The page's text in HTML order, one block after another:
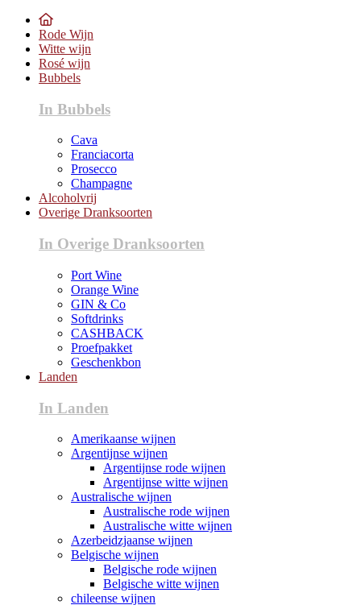
Rode Wijn
Witte wijn
Rosé wijn
Bubbels
In Bubbels
Cava
Franciacorta
Prosecco
Champagne
Alcoholvrij
Overige Dranksoorten
In Overige Dranksoorten
Port Wine
Orange Wine
GIN & Co
Softdrinks
CASHBACK
Proefpakket
Geschenkbon
Landen
In Landen
Amerikaanse wijnen
Argentijnse wijnen
Argentijnse rode wijnen
Argentijnse witte wijnen
Australische wijnen
Australische rode wijnen
Australische witte wijnen
Azerbeidzjaanse wijnen
Belgische wijnen
Belgische rode wijnen
Belgische witte wijnen
chileense wijnen